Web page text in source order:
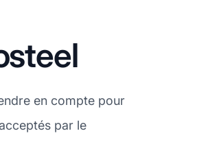
en compte pour
par le